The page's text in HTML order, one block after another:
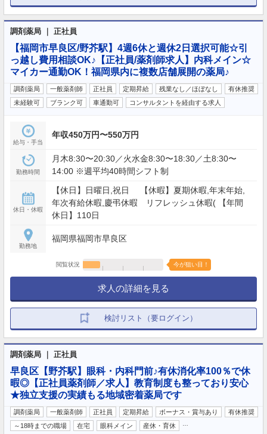
調剤薬局 ｜ 正社員
【福岡市早良区/野芥駅】4週6休と週休2日選択可能☆引
っ越し費用相談OK♪【正社員/薬剤師求人】内科メイン☆
マイカー通勤OK！福岡県内に複数店舗展開の薬局♪
調剤薬局 一般薬剤師 正社員 定期昇給 残業なし／ほぼなし
有休推奨
未経験可
ブランク可 車通勤可 コンサルタントを経由する求人
給与・手当
年収450万円〜550万円
勤務時間
月木8:30〜20:30／火水金8:30〜18:30／土8:30〜
14:00 ※週平均40時間シフト制
休日・休暇
【休日】日曜日,祝日 【休暇】夏期休暇,年末年始,
年次有給休暇,慶弔休暇 リフレッシュ休暇( 【年間
休日】110日
勤務地
福岡県福岡市早良区
閲覧状況 今が狙い目！
求人の詳細を見る
検討リスト（要ログイン）
調剤薬局 ｜ 正社員
早良区【野芥駅】眼科・内科門前♪有休消化率100％で休
暇◎【正社員薬剤師／求人】教育制度も整っており安心
★独立支援の実績もる地域密着薬局です
調剤薬局 一般薬剤師 正社員 定期昇給 ボーナス・賞与あり
有休推奨
～18時までの職場
在宅 眼科メイン 産休・育休